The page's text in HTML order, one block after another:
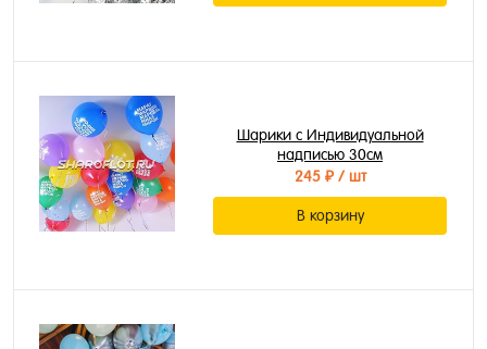
Шарики с Индивидуальной
надписью 30см
245 ₽/ шт
В корзину